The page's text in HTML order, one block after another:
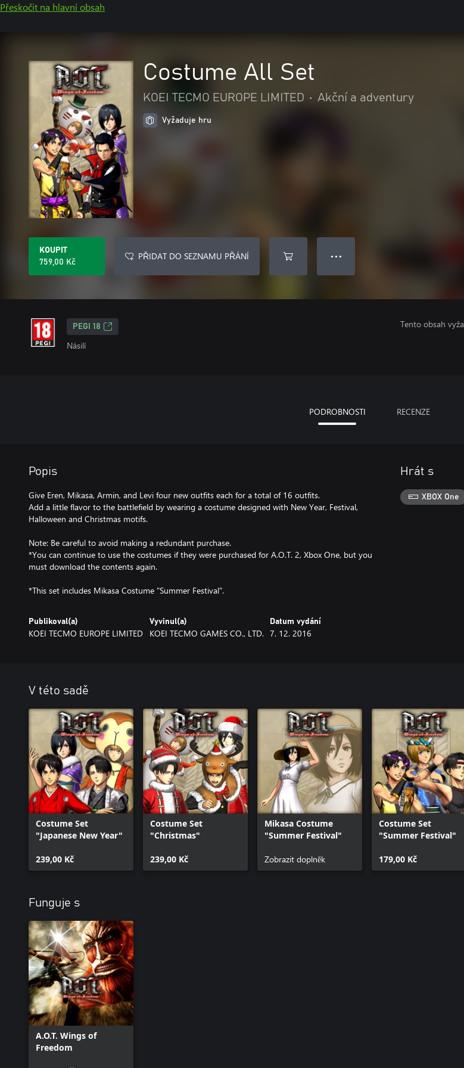
Přeskočit na hlavní obsah
Costume All Set
KOEI TECMO EUROPE LIMITED • Akční a adventury
Vyžaduje hru
KOUPIT
759,00 Kč
PŘIDAT DO SEZNAMU PŘÁNÍ ● ● ●
PEGI 18
Násilí
Tento obsah
PODROBNOSTI RECENZE
Popis
Give Eren, Mikasa, Armin, and Levi four new outfits each for a total of 16 outfits.
Add a little flavor to the battlefield by wearing a costume designed with New Year, Festival,
Halloween and Christmas motifs.
Note: Be careful to avoid making a redundant purchase.
*You can continue to use the costumes if they were purchased for A.O.T. 2, Xbox One, but you
must download the contents again.
*This set includes Mikasa Costume "Summer Festival".
Publikoval(a)
KOEI TECMO EUROPE LIMITED
Vyvinul(a)
KOEI TECMO GAMES CO., LTD.
Datum vydání
7. 12. 2016
Hrát s
XBOX One
V této sadě
Costume Set
"Japanese New Year"
239,00 Kč
Costume Set
"Christmas"
239,00 Kč
Mikasa Costume
"Summer Festival"
Zobrazit doplněk
Costume Set
"Summer Festival"
179,00 Kč
Funguje s
A.O.T. Wings of
Freedom